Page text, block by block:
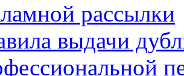
рассылки
выдачи